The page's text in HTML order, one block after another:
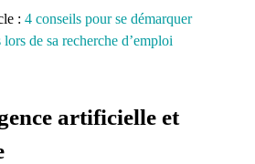
: 4 conseils pour se démarquer
de sa recherche d’emploi
artificielle et